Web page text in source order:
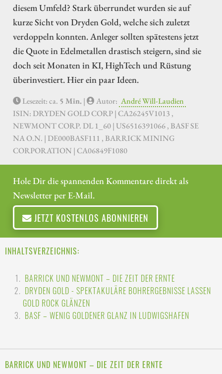
diesem Umfeld? Stark überrundet wurden sie auf
kurze Sicht von Dryden Gold, welche sich zuletzt
verdoppeln konnten. Anleger sollten spätestens jetzt
die Quote in Edelmetallen drastisch steigern, sind sie
doch seit Monaten in KI, HighTech und Rüstung
überinvestiert. Hier ein paar Ideen.
Lesezeit: ca. 5 Min. | Autor: André Will-Laudien
ISIN: DRYDEN GOLD CORP | CA26245V1013 ,
NEWMONT CORP. DL 1_60 | US6516391066 , BASF SE
NA O.N. | DE000BASF111 , BARRICK MINING
CORPORATION | CA06849F1080
Hole Dir die spannenden Kommentare direkt als
Newsletter per E-Mail.
JETZT KOSTENLOS ABONNIEREN
INHALTSVERZEICHNIS:
BARRICK UND NEWMONT – DIE ZEIT DER ERNTE
DRYDEN GOLD - SPEKTAKULÄRE BOHRERGEBNISSE LASSEN
GOLD ROCK GLÄNZEN
BASF – WENIG GOLDENER GLANZ IN LUDWIGSHAFEN
BARRICK UND NEWMONT – DIE ZEIT DER ERNTE